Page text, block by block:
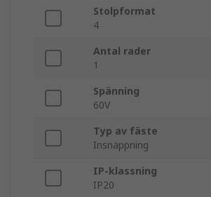
Stolpformat
4
Antal rader
1
Spänning
60V
Typ av fäste
Insnäppning
IP-klassning
IP20